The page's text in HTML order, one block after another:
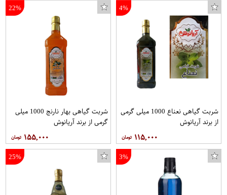
4%
شربت گیاهی نعناع 1000 میلی گرمی
از برند آریانوش
۱۱۵,۰۰۰
22%
شربت گیاهی بهار نارنج 1000 میلی
گرمی از برند آریانوش
۱۵۵,۰۰۰
3%
25%